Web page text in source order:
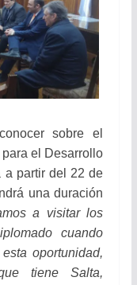
sobre el
el Desarrollo
a partir del 22 de
una duración
a visitar los
cuando
oportunidad,
tiene Salta,